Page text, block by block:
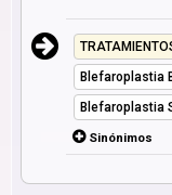
Blefaroplastia
Blefaroplastia
Sinónimos